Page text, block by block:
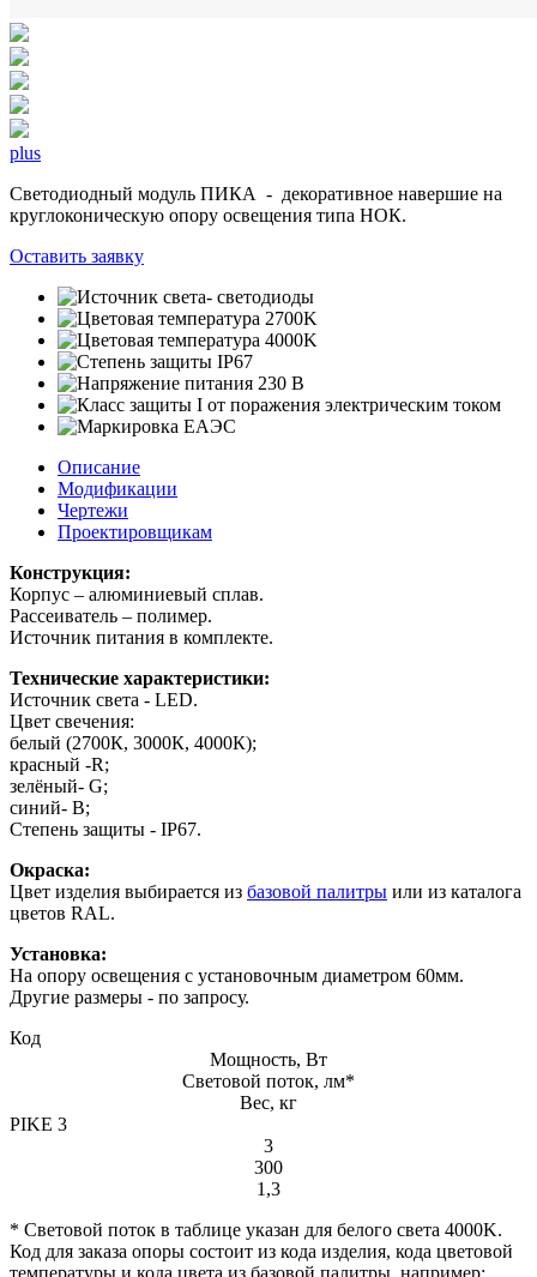
plus
Светодиодный модуль ПИКА - декоративное навершие на
круглоконическую опору освещения типа НОК.
Оставить заявку
Описание
Модификации
Чертежи
Проектировщикам
Конструкция:
Корпус – алюминиевый сплав.
Рассеиватель – полимер.
Источник питания в комплекте.
Технические характеристики:
Источник света - LED.
Цвет свечения:
белый (2700К, 3000К, 4000К);
красный -R;
зелёный- G;
синий- B;
Степень защиты - IP67.
Окраска:
Цвет изделия выбирается из базовой палитры или из каталога
цветов RAL.
Установка:
На опору освещения с установочным диаметром 60мм.
Другие размеры - по запросу.
Код
Мощность, Вт
Световой поток, лм*
Вес, кг
PIKE 3
3
300
1,3
* Световой поток в таблице указан для белого света 4000K.
Код для заказа опоры состоит из кода изделия, кода цветовой
температуры и кода цвета из базовой палитры, например: